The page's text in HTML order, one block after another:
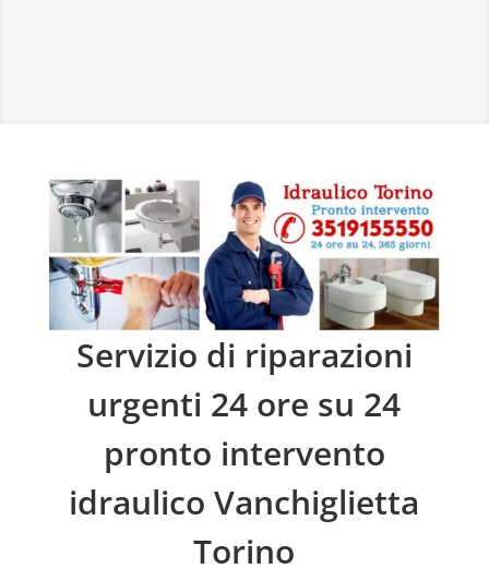
Servizio di riparazioni
urgenti 24 ore su 24
pronto intervento
idraulico Vanchiglietta
Torino